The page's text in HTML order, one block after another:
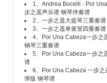
1、 Andrea Bocelli - Por
步之遥声乐谱 钢琴伴奏谱
2、 一步之遥大提琴三重奏谱
3、 一步之遥单簧管四重奏谱
4、
Por Una Cabeza一步之
钢琴三重奏谱
5、
Por Una Cabeza一步之
谱
6、
Por Una Cabeza 一步之
弹版 钢琴谱